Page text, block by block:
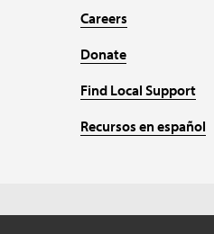
Careers
Donate
Find Local Support
Recursos en español